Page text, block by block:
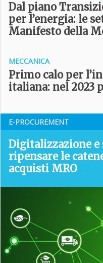
Dal piano
per l’energia: le
Manifesto della
MECCANICA
Primo calo per
italiana: nel 2023
E-PROCUREMENT
Digitalizzazione
ripensare le
acquisti MRO